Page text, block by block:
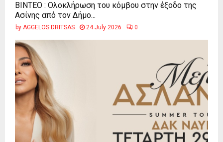
ΒΙΝΤΕΟ : Ολοκλήρωση του κόμβου στην έξοδο της
Ασίνης από τον Δήμο...
by AGGELOS DRITSAS 24 July 2026 0